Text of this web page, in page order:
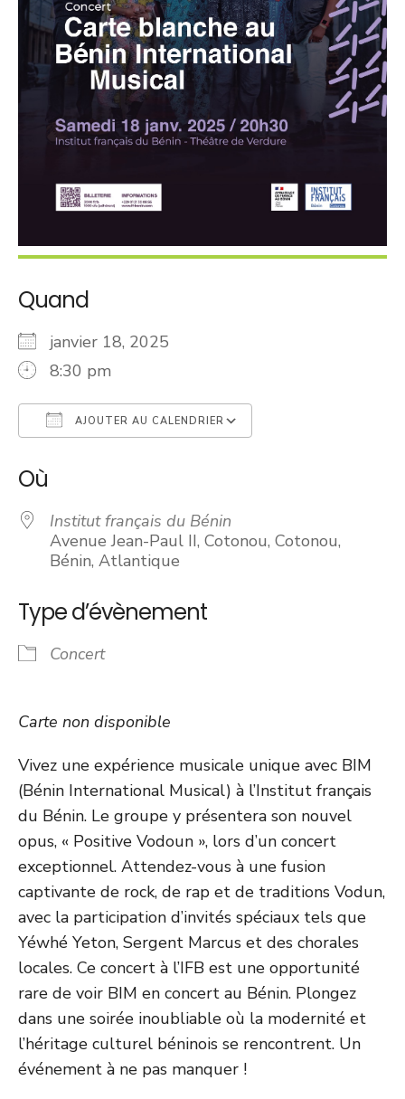
Quand
janvier 18, 2025
8:30 pm
AJOUTER AU CALENDRIER
Où
Institut français du Bénin
Avenue Jean-Paul II, Cotonou, Cotonou,
Bénin, Atlantique
Type d’évènement
Concert
Carte non disponible
Vivez une expérience musicale unique avec BIM
(Bénin International Musical) à l’Institut français
du Bénin. Le groupe y présentera son nouvel
opus, « Positive Vodoun », lors d’un concert
exceptionnel. Attendez-vous à une fusion
captivante de rock, de rap et de traditions Vodun,
avec la participation d’invités spéciaux tels que
Yéwhé Yeton, Sergent Marcus et des chorales
locales. Ce concert à l’IFB est une opportunité
rare de voir BIM en concert au Bénin. Plongez
dans une soirée inoubliable où la modernité et
l’héritage culturel béninois se rencontrent. Un
événement à ne pas manquer !